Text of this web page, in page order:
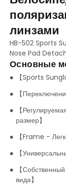
линзами
HB-502 Sports
Nose Pad
Основные
【Sports
【
【
размер】
【Frame -
【
【
вида】